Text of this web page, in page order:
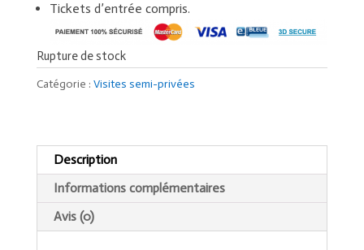
Tickets d’entrée compris.
Rupture de stock
Catégorie : Visites semi-privées
Description
Informations complémentaires
Avis (0)